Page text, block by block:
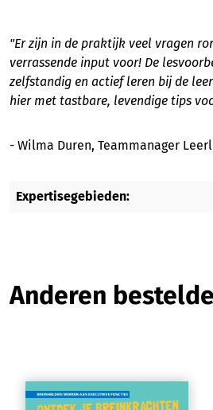
"Er zijn in de praktijk veel vragen
verrassende input voor! De
zelfstandig en actief leren bij de
hier met tastbare, levendige tips
- Wilma Duren, Teammanager
Expertisegebieden:
Productgalerij overslaan
Anderen